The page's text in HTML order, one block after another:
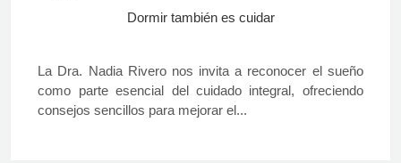
Dormir también es cuidar
La Dra. Nadia Rivero nos invita a reconocer el sueño
como parte esencial del cuidado integral, ofreciendo
consejos sencillos para mejorar el...